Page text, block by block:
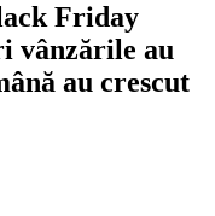
Friday
vânzările au
au crescut